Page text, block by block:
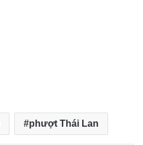
phượt Thái Lan